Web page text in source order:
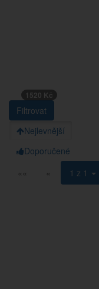
1520 Kč
Nejlevnější
Doporučené
««
« 1 z 1